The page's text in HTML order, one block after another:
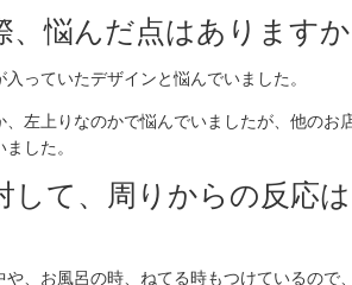
、悩んだ点はありますか
っていたデザインと悩んでいました。
左上りなのかで悩んでいましたが、他のお
した。
して、周りからの反応
、お風呂の時、ねてる時もつけているので